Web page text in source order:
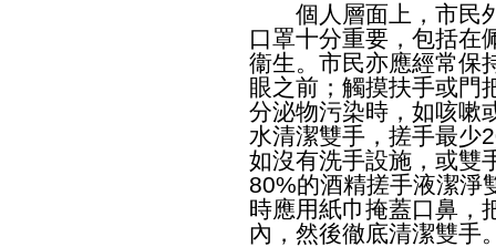
個人層面上，市民外
口罩十分重要，包括在
衞生。市民亦應經常保
眼之前；觸摸扶手或門
分泌物污染時，如咳嗽
水清潔雙手，搓手最少
如沒有洗手設施，或雙
80%的酒精搓手液潔淨
時應用紙巾掩蓋口鼻，
內，然後徹底清潔雙手